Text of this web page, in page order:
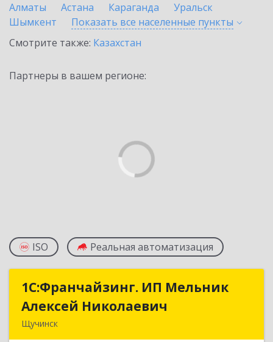
Алматы
Астана Караганда
Уральск
Шымкент
Показать все населенные пункты
Смотрите также: Казахстан
Партнеры в вашем регионе:
ISO Реальная автоматизация
1С:Франчайзинг. ИП Мельник
Алексей Николаевич
Щучинск
1С:Франчайзинг. ИП Мельник
Алексей Николаевич